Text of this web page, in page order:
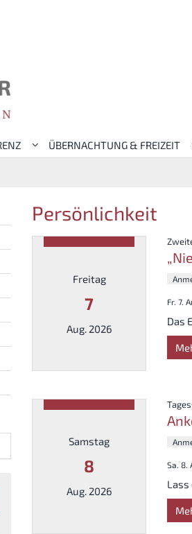
ÜBERNACHTUNG & FREIZEIT
Persönlichkeit
Freitag
7
Aug. 2026
Fr. 7.
Das
Samstag
8
Aug. 2026
Sa. 8.
Seite